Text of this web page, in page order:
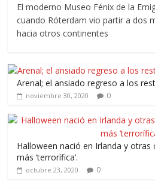
El moderno Museo Fénix de la
cuando Róterdam vio partir a dos
hacia otros continentes
Arenal; el ansiado regreso a los
noviembre 30, 2020 0
Halloween nació en Irlanda y otras
más ‘terrorífica’.
octubre 23, 2020 0